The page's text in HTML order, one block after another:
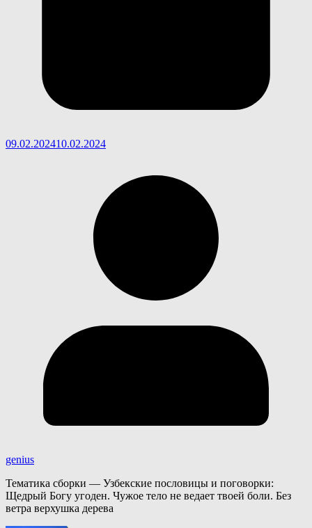
09.02.202410.02.2024
genius
Тематика сборки — Узбекские пословицы и поговорки:
Щедрый Богу угоден. Чужое тело не ведает твоей боли. Без
ветра верхушка дерева